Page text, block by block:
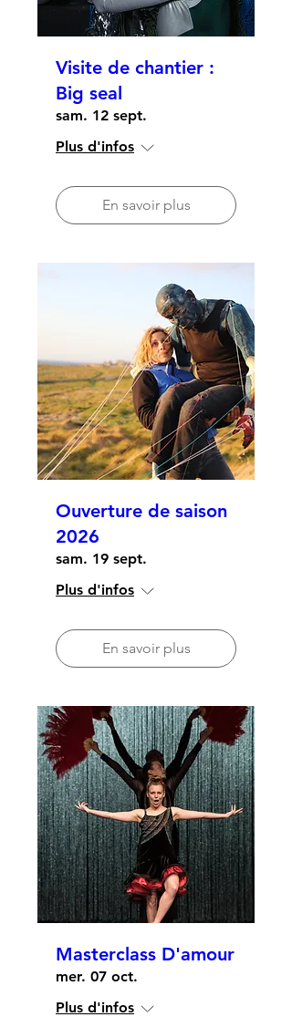
Visite de chantier :
Big seal
sam. 12 sept.
Plus d'infos
En savoir plus
Ouverture de saison
2026
sam. 19 sept.
Plus d'infos
En savoir plus
Masterclass D'amour
mer. 07 oct.
Plus d'infos